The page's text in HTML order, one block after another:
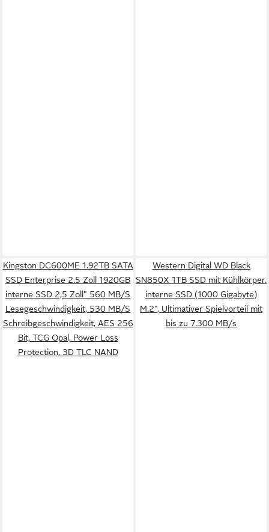
Kingston DC600ME 1.92TB SATA
SSD Enterprise 2.5 Zoll 1920GB
interne SSD 2,5 Zoll" 560 MB/S
Lesegeschwindigkeit, 530 MB/S
Schreibgeschwindigkeit, AES 256
Bit, TCG Opal, Power Loss
Protection, 3D TLC NAND
Western Digital WD Black
SN850X 1TB SSD mit Kühlkörper.
interne SSD (1000 Gigabyte)
M.2", Ultimativer Spielvorteil mit
bis zu 7.300 MB/s